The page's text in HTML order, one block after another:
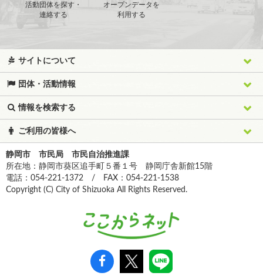
活動団体を探す・
連絡する
オープンデータを
利用する
サイトについて
団体・活動情報
情報を検索する
ご利用の皆様へ
静岡市 市民局 市民自治推進課
所在地：静岡市葵区追手町５番１号 静岡庁舎新館15階
電話：054-221-1372 / FAX：054-221-1538
Copyright (C) City of Shizuoka All Rights Reserved.